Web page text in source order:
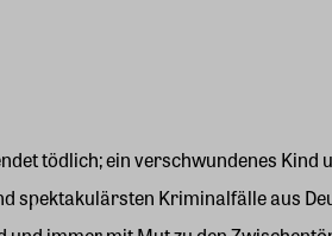
tödlich; ein verschwundenes Kind
spektakulärsten Kriminalfälle aus